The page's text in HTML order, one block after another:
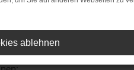
ablehnen